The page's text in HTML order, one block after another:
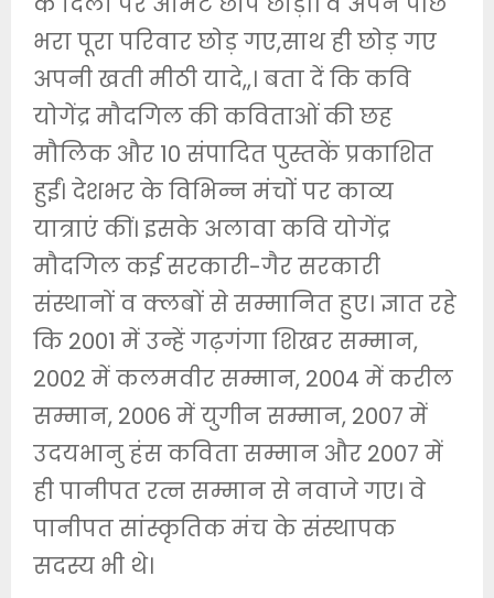
भरा पूरा परिवार छोड़ गए,साथ ही छोड़ गए
अपनी खती मीठी यादे,,। बता दें कि कवि
योगेंद्र मौदगिल की कविताओं की छह
मौलिक और 10 संपादित पुस्तकें प्रकाशित
हुईं। देशभर के विभिन्न मंचों पर काव्य
यात्राएं कीं। इसके अलावा कवि योगेंद्र
मौदगिल कई सरकारी-गैर सरकारी
संस्थानों व क्लबों से सम्मानित हुए। ज्ञात रहे
कि 2001 में उन्हें गढ़गंगा शिखर सम्मान,
2002 में कलमवीर सम्मान, 2004 में करील
सम्मान, 2006 में युगीन सम्मान, 2007 में
उदयभानु हंस कविता सम्मान और 2007 में
ही पानीपत रत्न सम्मान से नवाजे गए। वे
पानीपत सांस्कृतिक मंच के संस्थापक
सदस्य भी थे।